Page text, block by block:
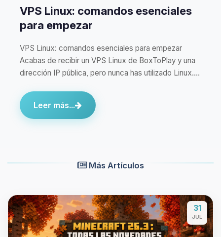
VPS Linux: comandos esenciales
para empezar
VPS Linux: comandos esenciales para empezar
Acabas de recibir un VPS Linux de BoxToPlay y una
dirección IP pública, pero nunca has utilizado Linux.…
Leer más...
Más Artículos
31
JUL